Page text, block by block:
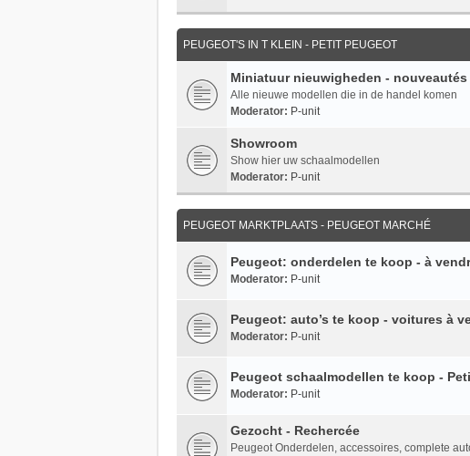
PEUGEOT'S IN T KLEIN - PETIT PEUGEOT
Miniatuur nieuwigheden -
Alle nieuwe modellen die in de handel komen
Moderator: P-unit
Showroom
Show hier uw schaalmodellen
Moderator: P-unit
PEUGEOT MARKTPLAATS - PEUGEOT MARCHÉ
Peugeot: onderdelen te koop - à
Moderator: P-unit
Peugeot: auto’s te koop - voitures à
Moderator: P-unit
Peugeot schaalmodellen te koop -
Moderator: P-unit
Gezocht - Rechercée
Peugeot Onderdelen, accessoires, complete